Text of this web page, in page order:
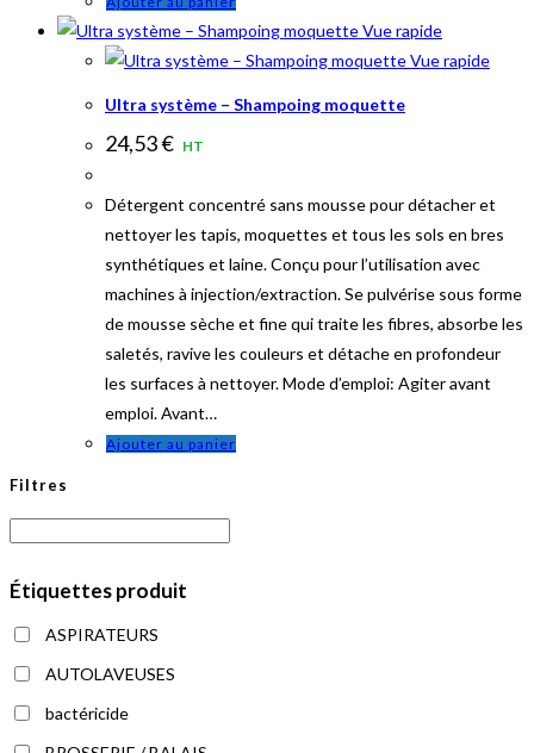
Vue rapide
Vue rapide
Ultra système – Shampoing moquette
24,53€ HT
Détergent concentré sans mousse pour détacher et
nettoyer les tapis, moquettes et tous les sols en bres
synthétiques et laine. Conçu pour l’utilisation avec
machines à injection/extraction. Se pulvérise sous forme
de mousse sèche et fine qui traite les fibres, absorbe les
saletés, ravive les couleurs et détache en profondeur
les surfaces à nettoyer. Mode d’emploi: Agiter avant
emploi. Avant…
Ajouter au panier
Filtres
Étiquettes produit
ASPIRATEURS
AUTOLAVEUSES
bactéricide